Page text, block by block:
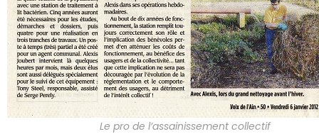
Le pro de l’assainissement collectif